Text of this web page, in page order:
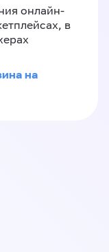
онлайн-
в
на